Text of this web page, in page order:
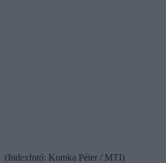
(Indexfotó: Komka Péter / MTI)